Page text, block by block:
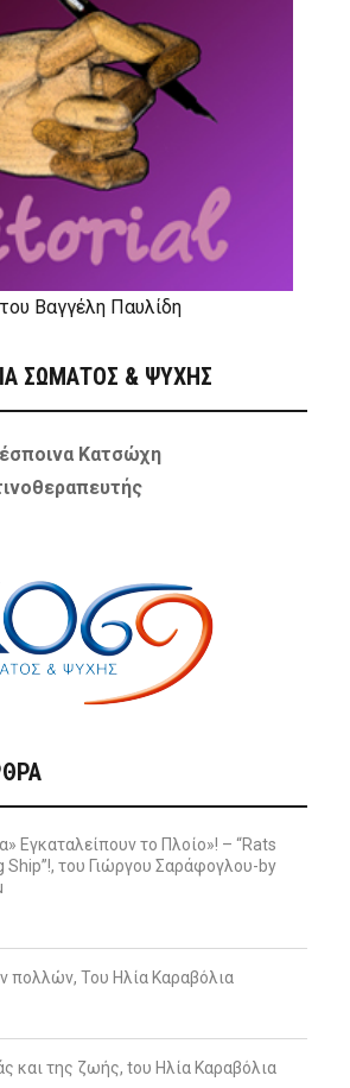
Βαγγέλη Παυλίδη
ΣΩΜΑΤΟΣ & ΨΥΧΗΣ
Κατσώχη
Εγκαταλείπουν το Πλοίο»! – “Rats
Ship”!, του Γιώργου Σαράφογλου-by
πολλών, Του Ηλία Καραβόλια
και της ζωής, tου Ηλία Καραβόλια